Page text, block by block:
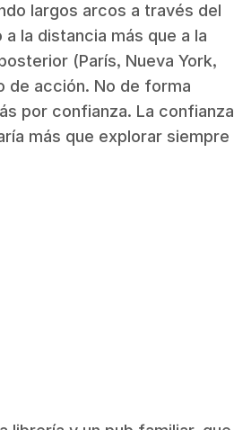
largos arcos a través del
la distancia más que a la
(París, Nueva York,
de acción. No de forma
por confianza. La confianza
más que explorar siempre